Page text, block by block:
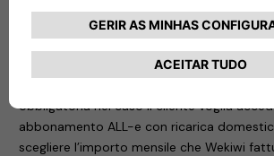
Grazie alla partnership tra Free2move
avrà accesso a un’offerta per l’energia di
obbligatoria nel caso il cliente voglia
abbonamento ALL-e con ricarica
scegliere l’importo mensile che Wekiwi